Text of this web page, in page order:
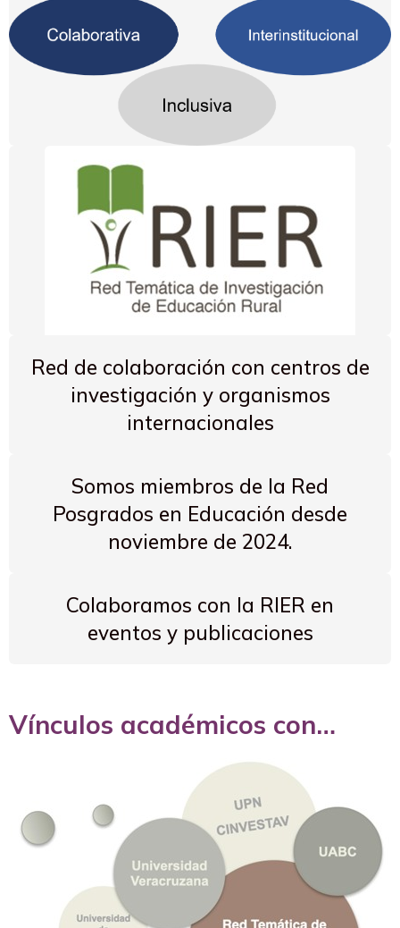
Red de colaboración con centros de
investigación y organismos
internacionales
Somos miembros de la Red
Posgrados en Educación desde
noviembre de 2024.
Colaboramos con la RIER en
eventos y publicaciones
Vínculos académicos con…